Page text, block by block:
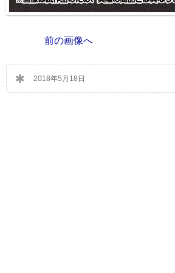
前の画像へ
2018年5月18日